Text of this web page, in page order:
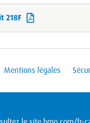
218F
Mentions légales